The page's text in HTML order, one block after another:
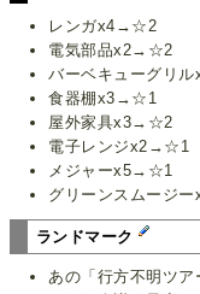
レンガx4→☆2
電気部品x2→☆2
バーベキューグリ
食器棚x3→☆1
屋外家具x3→☆2
電子レンジx2→☆1
メジャーx5→☆1
グリーンスムージ
ランドマーク
あの「行方不明ツ